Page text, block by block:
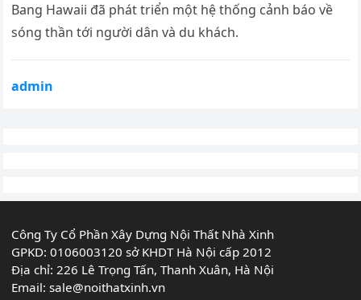
Bang Hawaii đã phát triển một hệ thống cảnh báo về
sóng thần tới người dân và du khách.
admin
Công Ty Cổ Phần Xây Dựng Nội Thất Nhà Xinh
GPKD: 0106003120 sở KHDT Hà Nội cấp 2012
Địa chỉ: 226 Lê Trọng Tấn, Thanh Xuân, Hà Nội
Email:sale@noithatxinh.vn